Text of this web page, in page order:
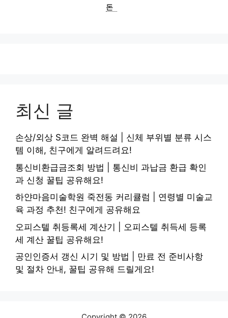
돈
최신 글
손상/외상 S코드 완벽 해설 | 신체 부위별 분류 시스
템 이해, 친구에게 알려드려요!
통신비환급금조회 방법 | 통신비 과납금 환급 확인
과 신청 꿀팁 공유해요!
하얀마음미술학원 죽전동 커리큘럼 | 연령별 미술교
육 과정 추천! 친구에게 공유해요
오피스텔 취등록세 계산기 | 오피스텔 취득세 등록
세 계산 꿀팁 공유해요!
공인인증서 갱신 시기 및 방법 | 만료 전 준비사항
및 절차 안내, 꿀팁 공유해 드릴게요!